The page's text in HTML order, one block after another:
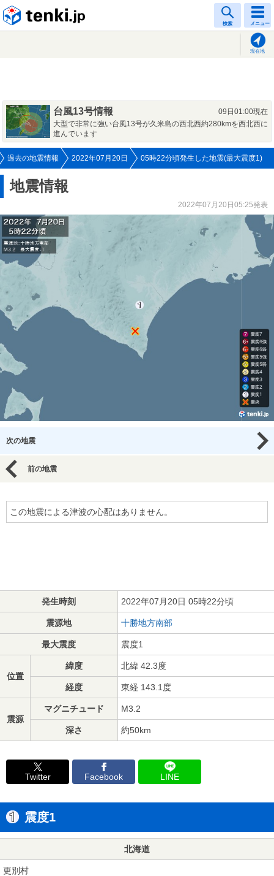
検索 メニュー
現在地
台風13号情報
09日01:00現在
大型で非常に強い台風13号が久米島の西北西約280kmを西北西に
進んでいます
過去の地震情報 2022年07月20日 05時22分頃発生した地震(最大震度1)
地震情報
2022年07月20日05:25発表
次の地震
前の地震
この地震による津波の心配はありません。
発生時刻 2022年07月20日 05時22分頃
震源地 十勝地方南部
最大震度 震度1
位置
緯度 北緯 42.3度
経度 東経 143.1度
震源
マグニチュード M3.2
深さ 約50km
Twitter Facebook LINE
震度1
北海道
更別村